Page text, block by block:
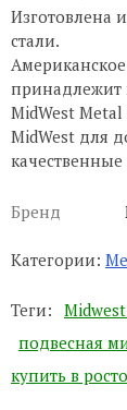
Изготовлена
стали.
принадлежит
MidWest
MidWest для
Бренд
Категории:
Теги:
подвесная
купить в